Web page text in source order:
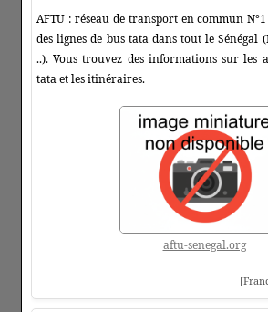
AFTU : réseau de transport en commun
des lignes de bus tata dans tout le Sénégal
..). Vous trouvez des informations sur les
tata et les itinéraires.
aftu-senegal.org